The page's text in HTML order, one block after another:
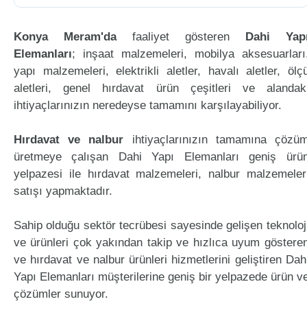
Konya Meram'dafaaliyet gösteren Dahi
Elemanları; inşaat malzemeleri, mobilya
yapı malzemeleri, elektrikli aletler, havalı aletler,
aletleri, genel hırdavat ürün çeşitleri ve
ihtiyaçlarınızın neredeyse tamamını karşılayabiliyor.
Hırdavat ve nalbur ihtiyaçlarınızın tamamına
üretmeye çalışan Dahi Yapı Elemanları geniş
yelpazesi ile hırdavat malzemeleri, nalbur
satışı yapmaktadır.
Sahip olduğu sektör tecrübesi sayesinde gelişen
ve ürünleri çok yakından takip ve hızlıca uyum
ve hırdavat ve nalbur ürünleri hizmetlerini geliştiren
Yapı Elemanları müşterilerine geniş bir yelpazede ürün
çözümler sunuyor.